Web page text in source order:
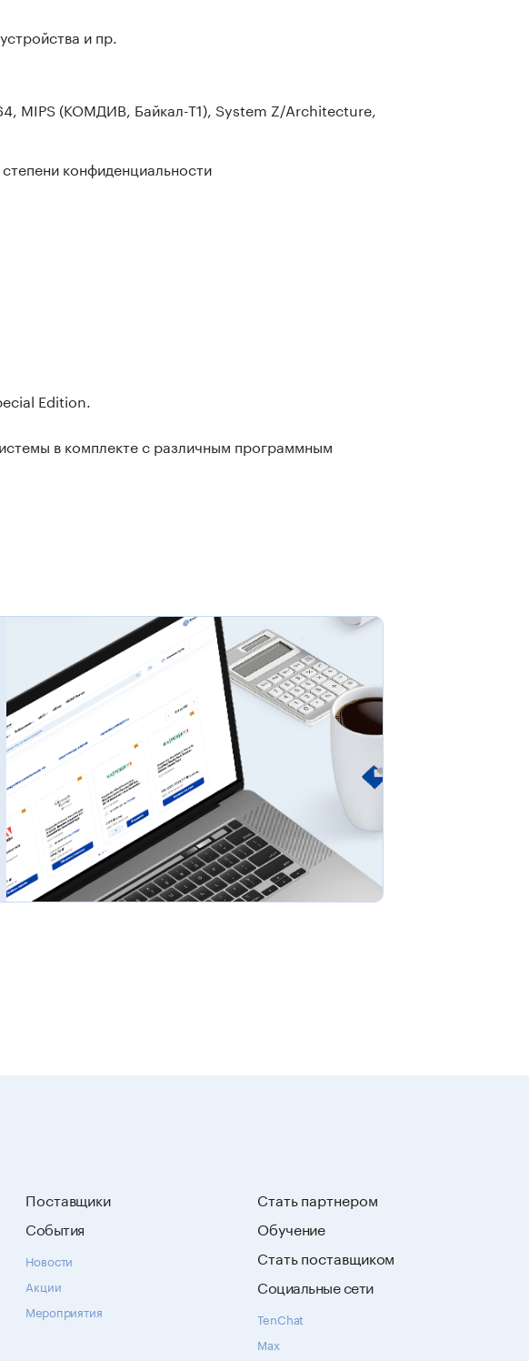
и пр.
MIPS (КОМДИВ, Байкал-Т1), System Z/Architecture,
конфиденциальности
Edition.
в комплекте с различным программным
Поставщики
События
Новости
Акции
Мероприятия
Стать партнером
Обучение
Стать поставщиком
Социальные сети
TenChat
Max